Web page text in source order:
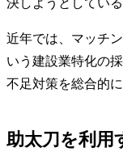
近年では、マッチ
いう建設業特化の
不足対策を総合的
助太刀を利用